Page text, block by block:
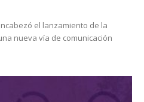
el lanzamiento de la
nueva vía de comunicación